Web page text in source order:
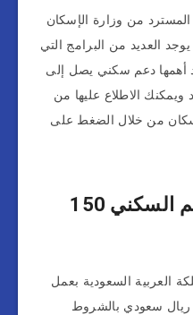
من وزارة الإسكان
العديد من البرامج التي
أهمها دعم سكني يصل إلى
ويمكنك الاطلاع عليها من
من خلال الضغط على
كيف احصل على الدعم السكني 150
العربية السعودية بعمل
يصل إلى 150 ألف ريال سعودي بالشروط